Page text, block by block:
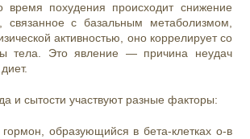
время похудения происходит снижение
связанное с базальным метаболизмом,
активностью, оно коррелирует со
тела. Это явление — причина неудач
и сытости участвуют разные факторы:
образующийся в бета-клетках о-в